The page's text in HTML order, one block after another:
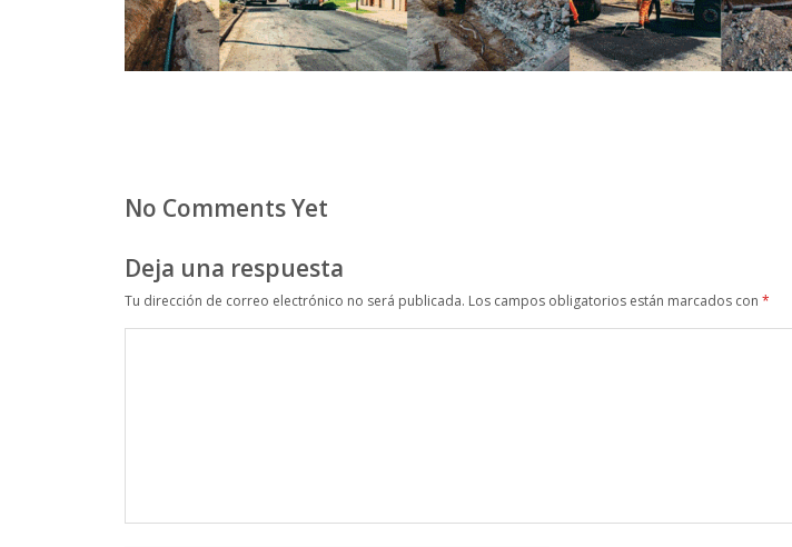
No Comments Yet
Deja una respuesta
Tu dirección de correo electrónico no será publicada. Los campos obligatorios están marcados con *